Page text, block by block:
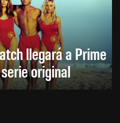
llegará a Prime
original